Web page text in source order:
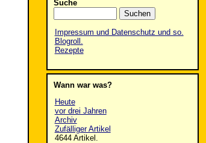
Suche
Impressum und Datenschutz und so.
Blogroll.
Rezepte
Wann war was?
Heute
vor drei Jahren
Archiv
Zufälliger Artikel
4644 Artikel.